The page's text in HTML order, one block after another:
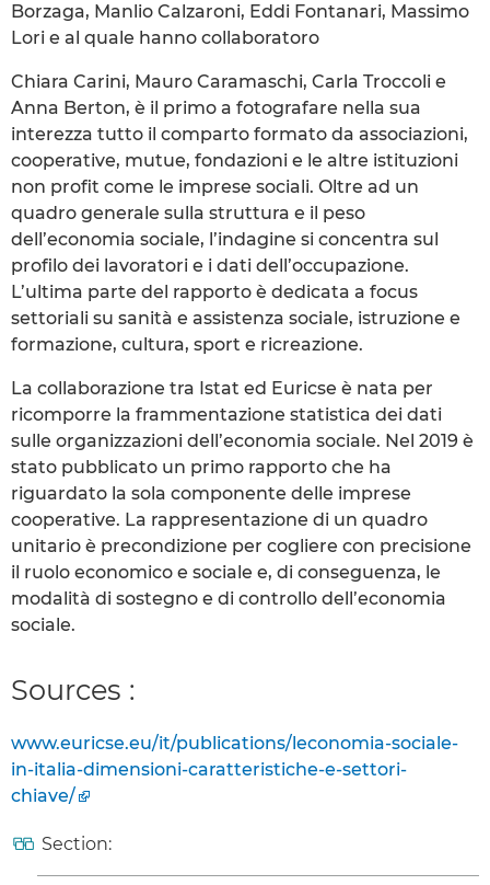
Borzaga, Manlio Calzaroni, Eddi Fontanari, Massimo
Lori e al quale hanno collaboratoro
Chiara Carini, Mauro Caramaschi, Carla Troccoli e
Anna Berton, è il primo a fotografare nella sua
interezza tutto il comparto formato da associazioni,
cooperative, mutue, fondazioni e le altre istituzioni
non profit come le imprese sociali. Oltre ad un
quadro generale sulla struttura e il peso
dell’economia sociale, l’indagine si concentra sul
profilo dei lavoratori e i dati dell’occupazione.
L’ultima parte del rapporto è dedicata a focus
settoriali su sanità e assistenza sociale, istruzione e
formazione, cultura, sport e ricreazione.
La collaborazione tra Istat ed Euricse è nata per
ricomporre la frammentazione statistica dei dati
sulle organizzazioni dell’economia sociale. Nel 2019 è
stato pubblicato un primo rapporto che ha
riguardato la sola componente delle imprese
cooperative. La rappresentazione di un quadro
unitario è precondizione per cogliere con precisione
il ruolo economico e sociale e, di conseguenza, le
modalità di sostegno e di controllo dell’economia
sociale.
Sources :
www.euricse.eu/it/publications/leconomia-sociale-
in-italia-dimensioni-caratteristiche-e-settori-
chiave/
Section: